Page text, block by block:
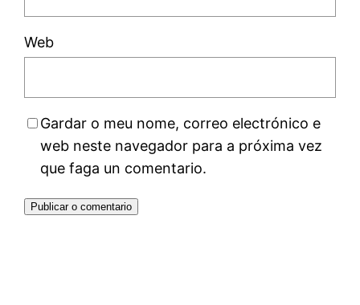
Web
Gardar o meu nome, correo electrónico e
web neste navegador para a próxima vez
que faga un comentario.